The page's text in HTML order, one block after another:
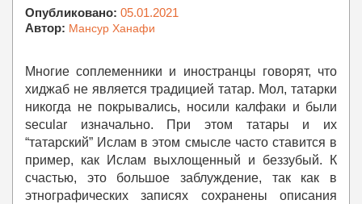
Опубликовано: 05.01.2021
Автор: Мансур Ханафи
Многие соплеменники и иностранцы говорят, что
хиджаб не является традицией татар. Мол, татарки
никогда не покрывались, носили калфаки и были
secular изначально. При этом татары и их
“татарский” Ислам в этом смысле часто ставится в
пример, как Ислам выхлощенный и беззубый. К
счастью, это большое заблуждение, так как в
этнографических записях сохранены описания